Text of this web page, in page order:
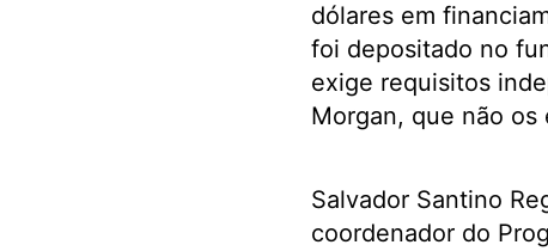
dólares em
foi depositado no
exige requisitos
Morgan, que não os
Salvador Santino
coordenador do